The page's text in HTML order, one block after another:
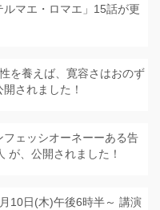
ルマエ・ロマエ」15話が更
を養えば、寛容さはおのず
されました！
フェッシオーネーーある告
が、公開されました！
10日(木)午後6時半～ 講演